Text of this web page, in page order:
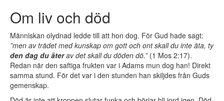
Om liv och död
Människan olydnad ledde till att hon dog. För Gud hade sagt:
”men av trädet med kunskap om gott och ont skall du inte äta, ty
den dag du äterav det skall du döden dö.”(1 Mos 2:17).
Redan när den saftiga frukten var i Adams mun dog han! Direkt
samma stund. För det var i den stunden han skiljdes från Guds
gemenskap.